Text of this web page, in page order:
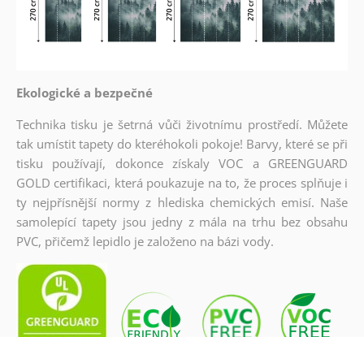
Ekologické a bezpečné
Technika tisku je šetrná vůči životnímu prostředí. Můžete
tak umístit tapety do kteréhokoli pokoje! Barvy, které se při
tisku používají, dokonce získaly VOC a GREENGUARD
GOLD certifikaci, která poukazuje na to, že proces splňuje i
ty nejpřísnější normy z hlediska chemických emisí. Naše
samolepící tapety jsou jedny z mála na trhu bez obsahu
PVC, přičemž lepidlo je založeno na bázi vody.